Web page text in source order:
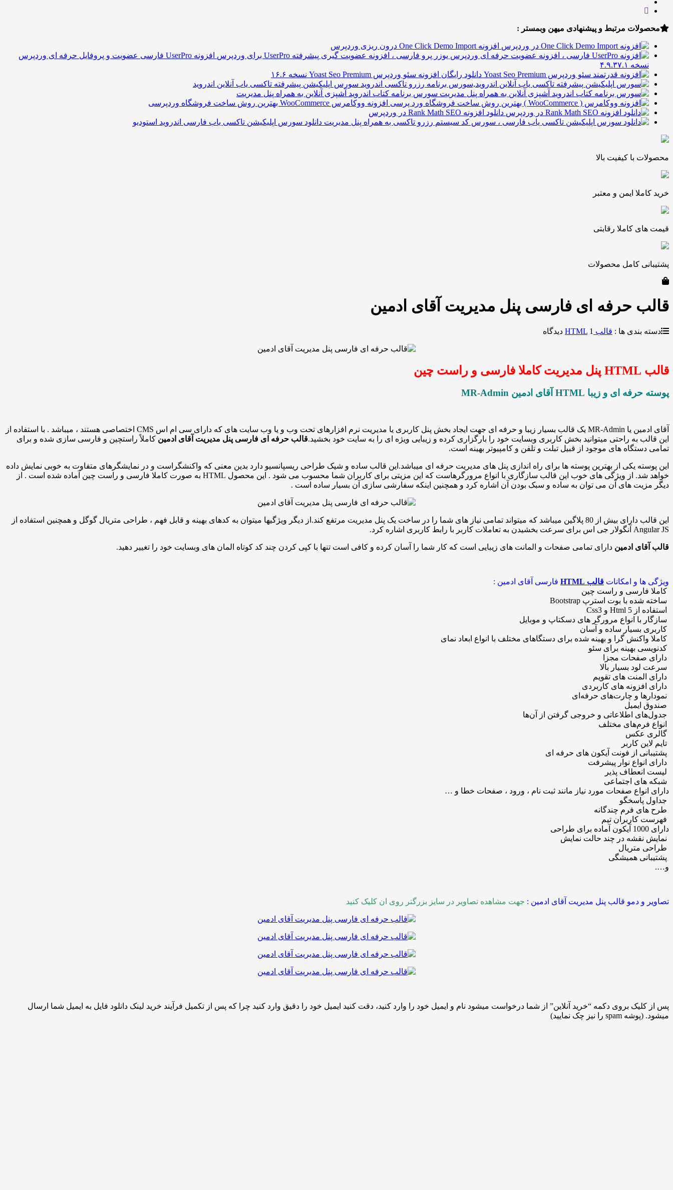
محصولات مرتبط و پیشنهادی میهن وبمستر :
افزونه One Click Demo Import درون ریزی وردپرس
افزونه UserPro فارسی عضویت و پروفایل حرفه ای وردپرس
نسخه ۴.۹.۳۷.۱
دانلود رایگان افزونه سئو وردپرس Yoast Seo Premium نسخه ۱۶.۶
سورس اپلیکیشن پیشرفته تاکسی یاب آنلاین اندروید
سورس برنامه کتاب اندروید آشپزی آنلاین به همراه پنل مدیریت
افزونه ووکامرس WooCommerce بهترین روش ساخت فروشگاه وردپرسی
دانلود افزونه Rank Math SEO در وردپرس
دانلود سورس اپلیکیشن تاکسی یاب فارسی اندروید استودیو
محصولات با کیفیت بالا
خرید کاملا ایمن و معتبر
قیمت های کاملا رقابتی
پشتیبانی کامل محصولات
قالب حرفه ای فارسی پنل مدیریت آقای ادمین
دسته بندی ها : قالب HTML 1 دیدگاه
قالب HTML پنل مدیریت کاملا فارسی و راست چین
پوسته حرفه ای و زیبا HTML آقای ادمین MR-Admin
آقای ادمین یا MR-Admin یک قالب بسیار زیبا و حرفه ای جهت ایجاد بخش پنل کاربری یا مدیریت نرم افزارهای تحت وب و یا وب سایت های که دارای سی ام اس CMS اختصاصی هستند ، میباشد . با استفاده از
این قالب به راحتی میتوانید بخش کاربری وبسایت خود را بارگزاری کرده و زیبایی ویژه ای را به سایت خود بخشید.قالب حرفه ای فارسی پنل مدیریت آقای ادمین کاملاً راستچین و فارسی سازی شده و برای
تمامی دستگاه های موجود از قبیل تبلت و تلفن و کامپیوتر بهینه است.
این پوسته یکی از بهترین پوسته ها برای راه اندازی پنل های مدیریت حرفه ای میباشد.این قالب ساده و شیک طراحی ریسپانسیو دارد بدین معنی که واکنشگراست و در نمایشگرهای متفاوت به خوبی نمایش داده
خواهد شد. از ویژگی های خوب این قالب سازگاری با انواع مرورگرهاست که این مزیتی برای کاربران شما محسوب می شود . این محصول HTML به صورت کاملا فارسی و راست چین آماده شده است . از
دیگر مزیت های آن می توان به ساده و سبک بودن آن اشاره کرد و همچنین اینکه سفارشی سازی آن بسیار ساده است .
این قالب دارای بیش از 80 پلاگین میباشد که میتواند تمامی نیاز های شما را در ساخت یک پنل مدیریت مرتفع کند.از دیگر ویژگیها میتوان به کدهای بهینه و قابل فهم ، طراحی متریال گوگل و همچنین استفاده از
Angular JS آنگولار جی اس برای سرعت بخشیدن به تعاملات کاربر با رابط کاربری اشاره کرد.
قالب آقای ادمین دارای تمامی صفحات و المانت های زیبایی است که کار شما را آسان کرده و کافی است تنها با کپی کردن چند کد کوتاه المان های وبسایت خود را تغییر دهید.
ویژگی ها و امکانات قالب HTML
فارسی آقای ادمین :
کاملا فارسی و راست چین
ساخته شده با بوت استرپ Bootstrap
استفاده از Html 5 و Css3
سازگار با انواع مرورگر های دسکتاپ و موبایل
کاربری بسیار ساده و آسان
کاملا واکنش گرا و بهینه شده برای دستگاهای مختلف با انواع ابعاد نمای
کدنویسی بهینه برای سئو
دارای صفحات مجزا
سرعت لود بسیار بالا
دارای المنت های تقویم
دارای افزونه های کاربردی
نمودارها و چارت‌های حرفه‌ای
صندوق ایمیل
جدول‌های اطلاعاتی و خروجی گرفتن از آن‌ها
انواع فرم‌های مختلف
گالری عکس
تایم لاین کاربر
پشتیبانی از فونت آیکون های حرفه ای
دارای انواع نوار پیشرفت
لیست انعطاف پذیر
شبکه های اجتماعی
دارای انواع صفحات مورد نیاز مانند ثبت نام ، ورود ، صفحات خطا و …
جداول پاسخگو
طرح های فرم چندگانه
فهرست کاربران تیم
دارای 1000 آیکون آماده برای طراحی
نمایش نقشه در چند حالت نمایش
طراحی متریال
پشتیبانی همیشگی
و….
تصاویر و دمو قالب پنل مدیریت آقای ادمین : جهت مشاهده تصاویر در سایز بزرگتر روی ان کلیک کنید
پس از کلیک بروی دکمه “خرید آنلاین” از شما درخواست میشود نام و ایمیل خود را وارد کنید، دقت کنید ایمیل خود را دقیق وارد کنید چرا که پس از تکمیل فرآیند خرید لینک دانلود فایل به ایمیل شما ارسال
میشود. (پوشه spam را نیز چک نمایید)